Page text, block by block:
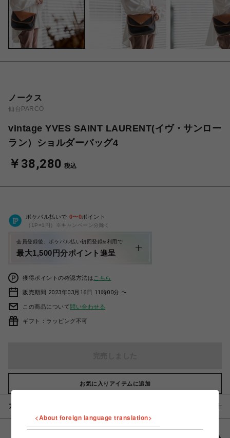
ノークス
仙台PARCO
vintage YVES SAINT LAURENT(イヴ・サンロー
ラン）ショルダーバッグ4
￥38,280 税込
ポケパル払いで 0〜0ポイント
（1P=1円）※キャンペーン分除く
会員登録後、ポケパル払い初回登録&利用で
最大1,500円分ポイント進呈
獲得ポイントの確認方法は こちら
販売期間 2023年03月16日 11時00分 〜
この商品について問い合わせる
ギフト：ラッピング不可
お気に入りアイテムに追加
アイテム説明 / 素材
<About foreign language translation>